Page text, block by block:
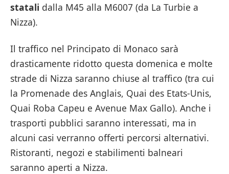
statali dalla M45 alla M6007 (da La Turbie a
Nizza).
Il traffico nel Principato di Monaco sarà
drasticamente ridotto questa domenica e molte
strade di Nizza saranno chiuse al traffico (tra cui
la Promenade des Anglais, Quai des Etats-Unis,
Quai Roba Capeu e Avenue Max Gallo). Anche i
trasporti pubblici saranno interessati, ma in
alcuni casi verranno offerti percorsi alternativi.
Ristoranti, negozi e stabilimenti balneari
saranno aperti a Nizza.